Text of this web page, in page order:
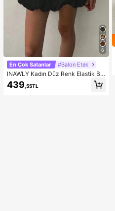
6
En Çok Satanlar #Balon Etek
INAWLY Kadın Düz Renk Elastik Bel
Pileli Kısa, Siyah Etek
439 ,55TL